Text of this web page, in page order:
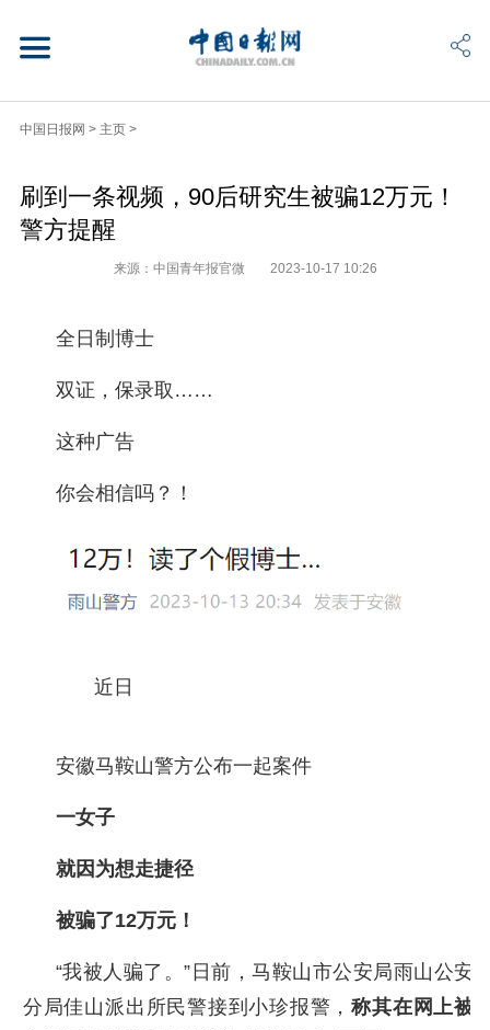
中国日报网 > 主页>
刷到一条视频，90后研究生被骗12万元！
警方提醒
来源：中国青年报官微 2023-10-17 10:26
全日制博士
双证，保录取……
这种广告
你会相信吗？！
近日
安徽马鞍山警方公布一起案件
一女子
就因为想走捷径
被骗了12万元！
“我被人骗了。”日前，马鞍山市公安局雨山公安
分局佳山派出所民警接到小珍报警，称其在网上被